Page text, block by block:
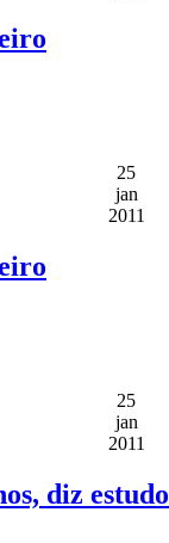
25
jan
2011
25
jan
2011
diz estudo